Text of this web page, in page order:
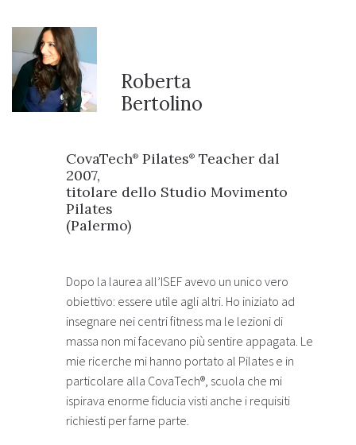
Roberta
Bertolino
CovaTech® Pilates® Teacher dal
2007,
titolare dello Studio Movimento
Pilates
(Palermo)
Dopo la laurea all’ISEF avevo un unico vero
obiettivo: essere utile agli altri. Ho iniziato ad
insegnare nei centri fitness ma le lezioni di
massa non mi facevano più sentire appagata. Le
mie ricerche mi hanno portato al Pilates e in
particolare alla CovaTech®, scuola che mi
ispirava enorme fiducia visti anche i requisiti
richiesti per farne parte.